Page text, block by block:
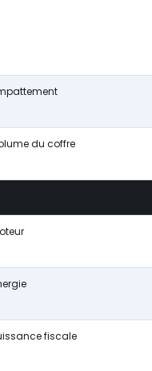
du coffre
fiscale